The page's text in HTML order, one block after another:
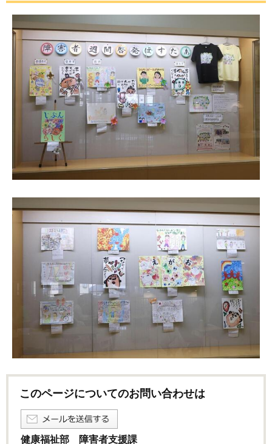
このページについてのお問い合わせは
健康福祉部 障害者支援課